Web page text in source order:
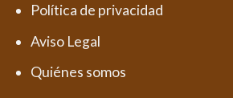
Política de privacidad
Aviso Legal
Quiénes somos